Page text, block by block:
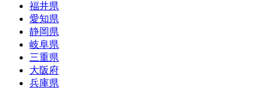
福井県
愛知県
静岡県
岐阜県
三重県
大阪府
兵庫県